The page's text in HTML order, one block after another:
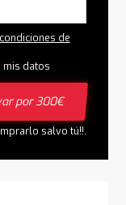
condiciones de
mis datos
por 300€
salvo tú!!.